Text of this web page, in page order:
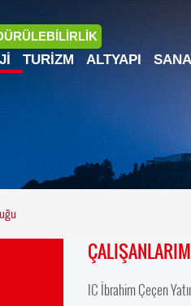
TURIZM ALTYAPI
IC İbrahim Çeçen